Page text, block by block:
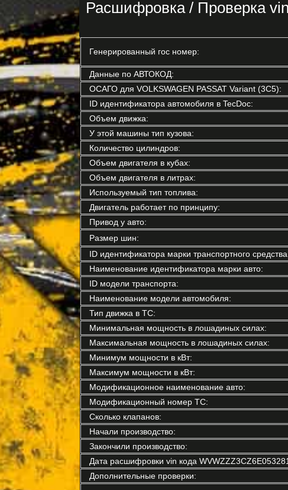
Расшифровка / Проверка
Генерированный гос номер:
Данные по АВТОКОД:
ОСАГО для VOLKSWAGEN PASSAT Variant (3C5):
ID идентификатора автомобиля в TecDoc:
Объем движка:
У этой машины тип кузова:
Количество цилиндров:
Объем двигателя в кубах:
Объем двигателя в литрах:
Используемый тип топлива:
Двигатель работает по принципу:
Привод у авто:
Размер шин:
ID идентификатора марки транспортного
Наименование идентификатора марки авто:
ID модели транспорта:
Наименование модели автомобиля:
Тип движка в ТС:
Минимальная мощность в лошадиных силах:
Максимальная мощность в лошадиных силах:
Минимум мощности в кВт:
Максимум мощности в кВт:
Модификационное наименование авто:
Модификационный номер ТС:
Сколько клапанов:
Начали производство:
Закончили производство:
Дата расшифровки vin кода
Дополнительные проверки: